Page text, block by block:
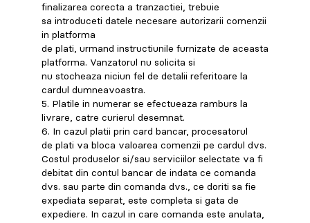
finalizarea corecta a tranzactiei, trebuie
sa introduceti datele necesare autorizarii comenzii
in platforma
de plati, urmand instructiunile furnizate de aceasta
platforma. Vanzatorul nu solicita si
nu stocheaza niciun fel de detalii referitoare la
cardul dumneavoastra.
5. Platile in numerar se efectueaza ramburs la
livrare, catre curierul desemnat.
6. In cazul platii prin card bancar, procesatorul
de plati va bloca valoarea comenzii pe cardul dvs.
Costul produselor si/sau serviciilor selectate va fi
debitat din contul bancar de indata ce comanda
dvs. sau parte din comanda dvs., ce doriti sa fie
expediata separat, este completa si gata de
expediere. In cazul in care comanda este anulata,